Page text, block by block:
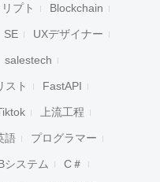
プト Blockchain
SE UXデザイナー
salestech
スト FastAPI
上流工程
語 プログラマー
システム C＃